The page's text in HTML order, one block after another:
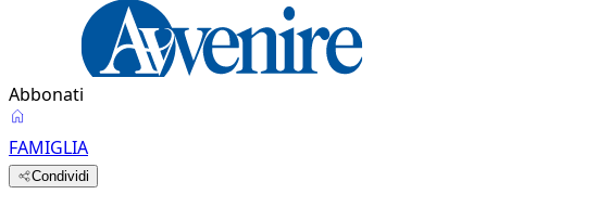
Abbonati
FAMIGLIA
Condividi